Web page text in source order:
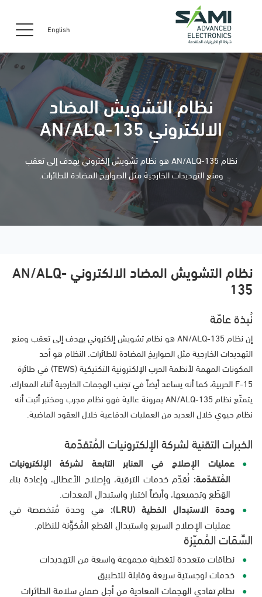
English
نظام التشويش المضاد
الالكتروني AN/ALQ-135
نظام AN/ALQ-135 هو نظام تشويش إلكتروني يهدف إلى تعقب
ومنع التهديدات الخارجية مثل الصواريخ المضادة للطائرات.
نظام التشويش المضاد الالكتروني AN/ALQ-
135
نُبذة عامّة
إن نظام AN/ALQ-135 هو نظام تشويش إلكتروني يهدف إلى تعقب ومنع
التهديدات الخارجية مثل الصواريخ المضادة للطائرات. النظام هو أحد
المكونات المهمة لأنظمة الحرب الإلكترونية التكتيكية (TEWS) في طائرة
F-15 الحربية، كما أنه يساعد أيضاً في تجنب الهجمات الخارجية أثناء المعارك.
يتمتّع نظام AN/ALQ-135 بمرونة عالية فهو نظام مجرب ومختبر أثبت أنه
نظام حيوي خلال العديد من العمليات الدفاعية خلال العقود الماضية.
الخبرات التقنية لشركة الإلكترونيات المُتقدّمة
عمليات الإصلاح في العنابر التابعة لشركة الإلكترونيات
المُتقدّمة: نُقدّم خدمات الترقية، وإصلاح الأعطال، وإعادة بناء
القِطَع وتجميعها، وأيضاً اختبار واستبدال المعدات.
وحدة الاستبدال الخطية (LRU):
هي وحدة مُتخصصة في
عمليات الإصلاح السريع واستبدال القطع المُكوِّنة للنظام.
السِّمَات المُميّزة
نطاقات متعددة لتغطية مجموعة واسعة من التهديدات
خدمات لوجستية سريعة وقابلة للتطبيق
نظام تفادي الهجمات المعادية من أجل ضمان سلامة الطائرات